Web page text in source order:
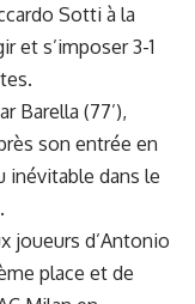
Sotti à la
et s’imposer 3-1
Barella (77’),
son entrée en
inévitable dans le
joueurs d’Antonio
place et de